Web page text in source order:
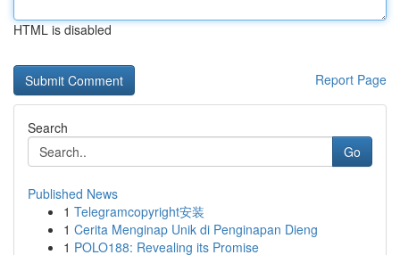
HTML is disabled
Report Page
Search
Go
Published News
1 Telegramcopyright安装
1 Cerita Menginap Unik di Penginapan Dieng
1 POLO188: Revealing its Promise